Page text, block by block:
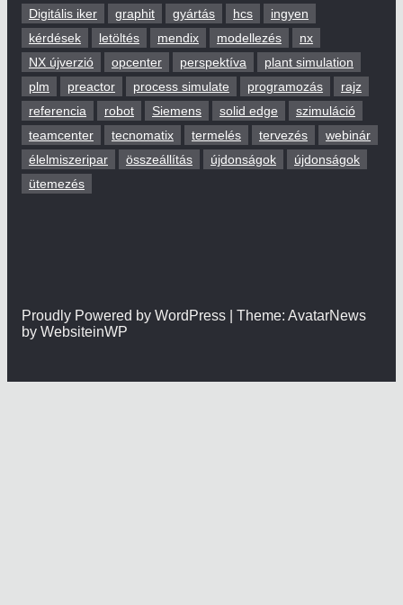
Digitális iker
graphit gyártás hcs
ingyen
kérdések
letöltés mendix modellezés
nx
NX újverzió
opcenter perspektíva
plant simulation
plm
preactor process simulate programozás
rajz
referencia
robot Siemens solid edge
szimuláció
teamcenter
tecnomatix termelés tervezés
webinár
élelmiszeripar
összeállítás újdonságok
újdonságok
ütemezés
Proudly Powered by WordPress | Theme: AvatarNews
by WebsiteinWP